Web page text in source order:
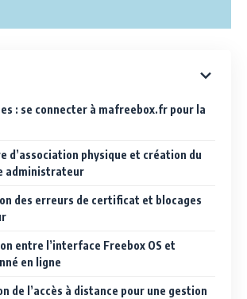
: se connecter à mafreebox.fr pour la
d’association physique et création du
administrateur
des erreurs de certificat et blocages
entre l’interface Freebox OS et
en ligne
de l’accès à distance pour une gestion